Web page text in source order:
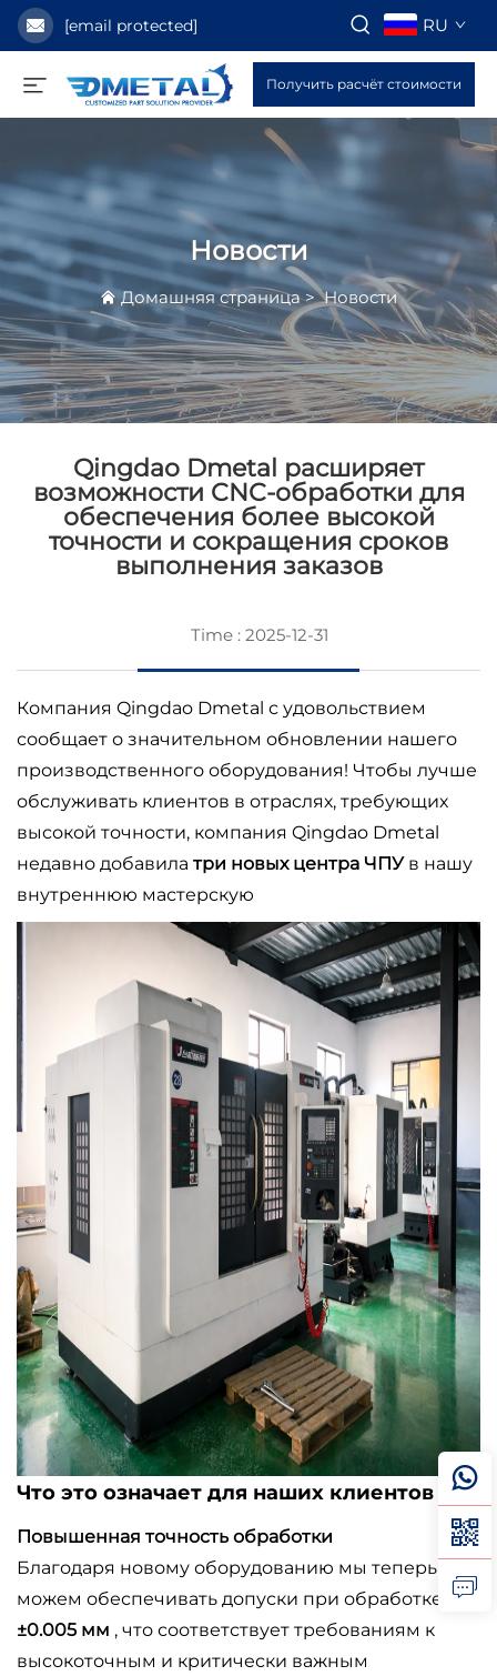
[email protected] RU
Получить расчёт стоимости
Новости
Домашняя страница>Новости
Qingdao Dmetal расширяет
возможности CNC-обработки для
обеспечения более высокой
точности и сокращения сроков
выполнения заказов
Time : 2025-12-31
Компания Qingdao Dmetal с удовольствием
сообщает о значительном обновлении нашего
производственного оборудования! Чтобы лучше
обслуживать клиентов в отраслях, требующих
высокой точности, компания Qingdao Dmetal
недавно добавила три новых центра ЧПУ в нашу
внутреннюю мастерскую
Что это означает для наших клиентов
Повышенная точность обработки
Благодаря новому оборудованию мы теперь
можем обеспечивать допуски при обработке до
±0.005 мм , что соответствует требованиям к
высокоточным и критически важным